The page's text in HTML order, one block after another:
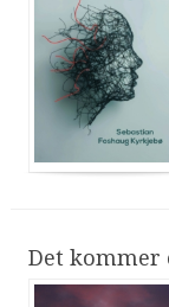
Det kommer